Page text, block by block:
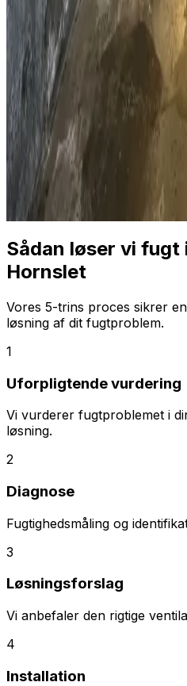
Sådan løser vi fugt
Hornslet
Vores 5-trins proces sikrer
løsning af dit fugtproblem.
1
Uforpligtende vurdering
Vi vurderer fugtproblemet i
løsning.
2
Diagnose
Fugtighedsmåling og
3
Løsningsforslag
Vi anbefaler den rigtige
4
Installation